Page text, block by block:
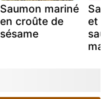
Saumon mariné
en croûte de
sésame
et